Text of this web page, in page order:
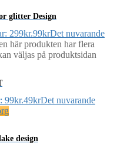
glitter Design
299kr.99krDet nuvarande
här produkten har flera
väljas på produktsidan
99kr.49krDet nuvarande
design